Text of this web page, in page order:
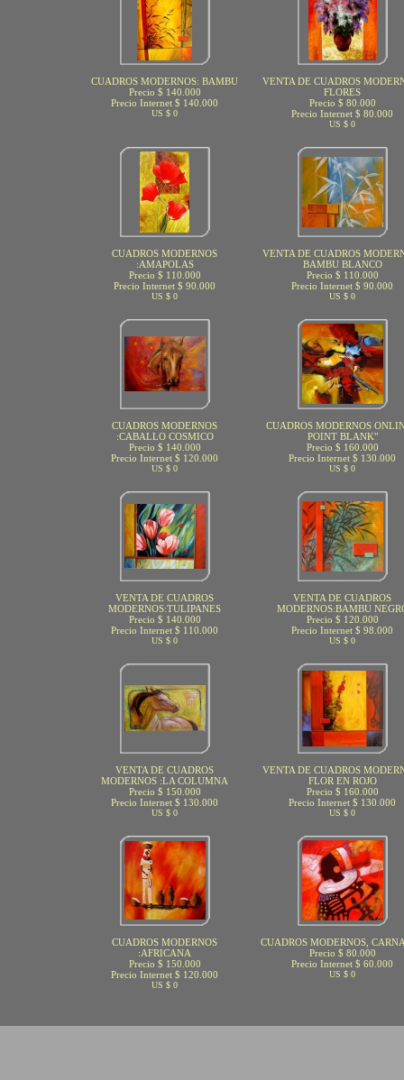
CUADROS MODERNOS: BAMBU
Precio $ 140.000
Precio Internet $ 140.000
US $ 0
VENTA DE CUADROS
FLORES
Precio $ 80.000
Precio Internet $ 80.000
US $ 0
CUADROS MODERNOS
:AMAPOLAS
Precio $ 110.000
Precio Internet $ 90.000
US $ 0
VENTA DE CUADROS
BAMBU BLANCO
Precio $ 110.000
Precio Internet $ 90.000
US $ 0
CUADROS MODERNOS
:CABALLO COSMICO
Precio $ 140.000
Precio Internet $ 120.000
US $ 0
CUADROS MODERNOS
POINT BLANK"
Precio $ 160.000
Precio Internet $ 130.000
US $ 0
VENTA DE CUADROS
MODERNOS:TULIPANES
Precio $ 140.000
Precio Internet $ 110.000
US $ 0
VENTA DE CUADROS
MODERNOS:BAMBU
Precio $ 120.000
Precio Internet $ 98.000
US $ 0
VENTA DE CUADROS
MODERNOS :LA COLUMNA
Precio $ 150.000
Precio Internet $ 130.000
US $ 0
VENTA DE CUADROS
FLOR EN ROJO
Precio $ 160.000
Precio Internet $ 130.000
US $ 0
CUADROS MODERNOS
:AFRICANA
Precio $ 150.000
Precio Internet $ 120.000
US $ 0
CUADROS MODERNOS,
Precio $ 80.000
Precio Internet $ 60.000
US $ 0